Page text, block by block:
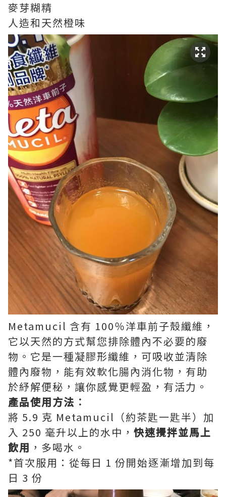
麥芽糊精
人造和天然橙味
Metamucil 含有 100％洋車前子殼纖維，
它以天然的方式幫您排除體內不必要的廢
物。它是一種凝膠形纖維，可吸收並清除
體內廢物，能有效軟化腸內消化物，有助
於紓解便秘，讓你感覺更輕盈，有活力。
產品使用方法︰
將 5.9 克 Metamucil（約茶匙一匙半）加
入 250 毫升以上的水中， 快速攪拌並馬上
飲用 ，多喝水。
*首次服用：從每日 1 份開始逐漸增加到每
日 3 份